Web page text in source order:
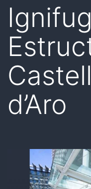
d’Aro